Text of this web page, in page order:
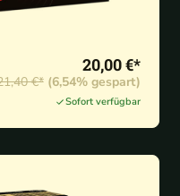
20,00 €*
€* (6,54% gespart)
Sofort verfügbar